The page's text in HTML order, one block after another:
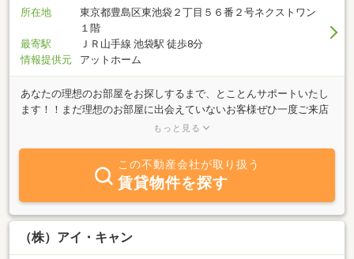
いただいております。アイオスに関するサービス・物件・お見積り
等お気軽にお問い合わせください。
所在地
東京都豊島区東池袋２丁目５６番２号ネクストワン
１階
最寄駅
ＪＲ山手線 池袋駅 徒歩8分
情報提供元
アットホーム
あなたの理想のお部屋をお探しするまで、とことんサポートいたし
ます！！まだ理想のお部屋に出会えていないお客様ぜひ一度ご来店
ください。豊富な物件数と親身にアドバイスのできるベテラン男女
様も、なんでも相談しやすく安心できる環境を提供しております。
自社所有物件と自社管理物件も多数ご用意がありますので、他社で
なかった物件にも出会える可能性もあります！！また、貸主様も引
き続き同時募集しております。入居者様と貸主様との懸け橋をさせ
て頂きます。管理面もお任せください。さまざまなトラブルに対応
し、顧問弁護士による相談もできます。本社のIT会社は港区にあ
り、グループ会社にリフォーム会社・オフィスの引越し及び原状回
もっと見る
この不動産会社が取り扱う
賃貸物件を探す
（株）アイ・キャン